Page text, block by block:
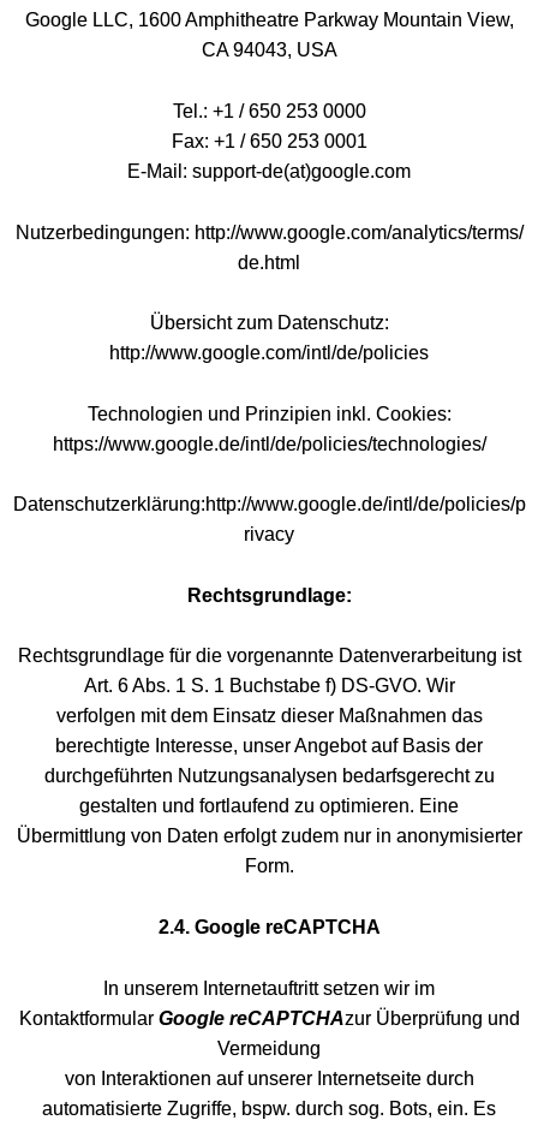
Google LLC, 1600 Amphitheatre Parkway Mountain View,
CA 94043, USA
Tel.: +1 / 650 253 0000
Fax: +1 / 650 253 0001
E-Mail: support-de(at)google.com
Nutzerbedingungen: http://www.google.com/analytics/terms/
de.html
Übersicht zum Datenschutz:
http://www.google.com/intl/de/policies
Technologien und Prinzipien inkl. Cookies:
https://www.google.de/intl/de/policies/technologies/
Datenschutzerklärung:http://www.google.de/intl/de/policies/p
rivacy
Rechtsgrundlage:
Rechtsgrundlage für die vorgenannte Datenverarbeitung ist
Art. 6 Abs. 1 S. 1 Buchstabe f) DS-GVO. Wir
verfolgen mit dem Einsatz dieser Maßnahmen das
berechtigte Interesse, unser Angebot auf Basis der
durchgeführten Nutzungsanalysen bedarfsgerecht zu
gestalten und fortlaufend zu optimieren. Eine
Übermittlung von Daten erfolgt zudem nur in anonymisierter
Form.
2.4. Google reCAPTCHA
In unserem Internetauftritt setzen wir im
Kontaktformular Google reCAPTCHAzur Überprüfung und
Vermeidung
von Interaktionen auf unserer Internetseite durch
automatisierte Zugriffe, bspw. durch sog. Bots, ein. Es